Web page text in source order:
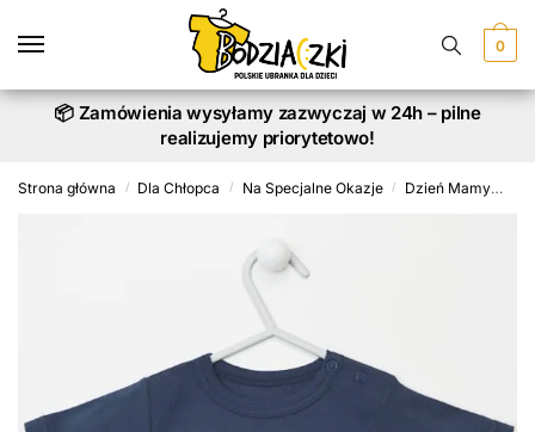
0
📦 Zamówienia wysyłamy zazwyczaj w 24h – pilne
realizujemy priorytetowo!
Strona główna / Dla Chłopca / Na Specjalne Okazje / Dzień Mamy